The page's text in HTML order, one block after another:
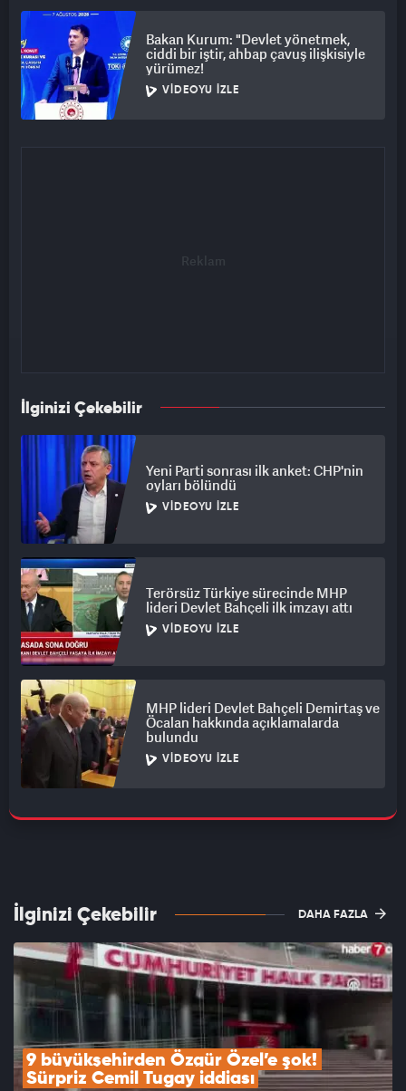
Bakan Kurum: "Devlet yönetmek,
ciddi bir iştir, ahbap çavuş ilişkisiyle
yürümez!
VIDEOYU İZLE
İlginizi Çekebilir
Yeni Parti sonrası ilk anket: CHP'nin
oyları bölündü
VIDEOYU İZLE
Terörsüz Türkiye sürecinde MHP
lideri Devlet Bahçeli ilk imzayı attı
VIDEOYU İZLE
MHP lideri Devlet Bahçeli Demirtaş ve
Öcalan hakkında açıklamalarda
bulundu
VIDEOYU İZLE
İlginizi Çekebilir DAHA FAZLA
9 büyükşehirden Özgür Özel’e şok!
Sürpriz Cemil Tugay iddiası